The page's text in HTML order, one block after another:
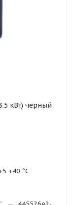
кВт) черный
+40 °С